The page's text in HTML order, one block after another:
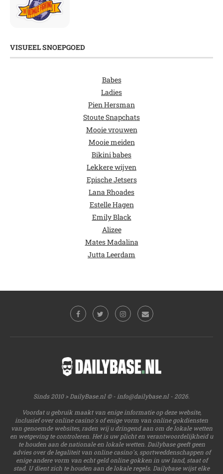
VISUEEL SNOEPGOED
Babes
Ladies
Pien Hersman
Stoute Snapchats
Mooie vrouwen
Mooie meiden
Bikini babes
Lekkere wijven
Epische Jetsers
Lana Rhoades
Estelle Hagen
Emily Black
Alizee
Mates Madalina
Jutta Leerdam
Sinds 2010 > DailyBase.nl © - info@dailybase.nl- 2026.
Voordat u gebruik maakt van enige informatie op deze website,
inclusief over online casino's of enige vorm van online gokdiensten
van genoemde websites, raden wij u dringend aan om de lokale wetten
en wetgeving te controleren. Het is uw plicht en verantwoordelijkheid u
te houden aan de nationale en lokale wetten. Dailybase geeft geen
advies over de legaliteit van online casino's, sportweddenschappen of
enige andere vorm van echt geld online gokken in uw land, staat of
stad. U dient zich te houden aan de lokale regels. Dailybase wijst elke